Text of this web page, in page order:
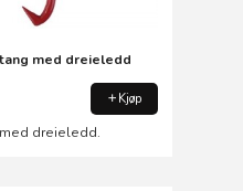
med dreieledd
Kjøp
dreieledd.